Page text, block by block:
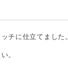
チに仕立てました。
。